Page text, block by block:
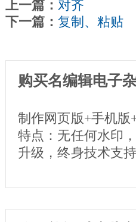
上一篇： 对齐
下一篇： 复制、粘贴
购买名编辑电子
制作网页版+手机版
特点：无任何水印
升级，终身技术支